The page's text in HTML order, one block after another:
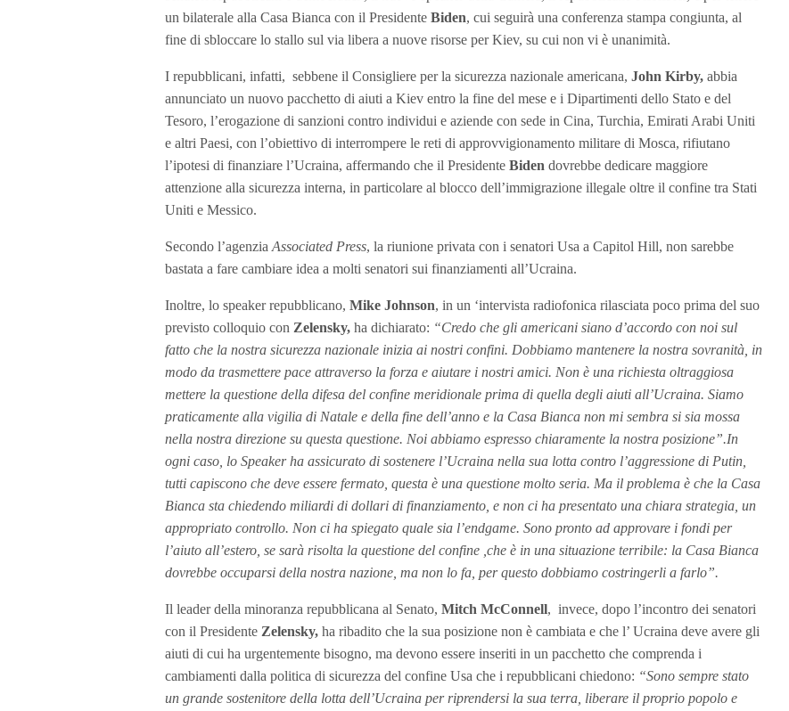
un bilaterale alla Casa Bianca con il Presidente Biden, cui seguirà una conferenza stampa congiunta, al
fine di sbloccare lo stallo sul via libera a nuove risorse per Kiev, su cui non vi è unanimità.
I repubblicani, infatti, sebbene il Consigliere per la sicurezza nazionale americana, John Kirby, abbia
annunciato un nuovo pacchetto di aiuti a Kiev entro la fine del mese e i Dipartimenti dello Stato e del
Tesoro, l’erogazione di sanzioni contro individui e aziende con sede in Cina, Turchia, Emirati Arabi Uniti
e altri Paesi, con l’obiettivo di interrompere le reti di approvvigionamento militare di Mosca, rifiutano
l’ipotesi di finanziare l’Ucraina, affermando che il Presidente Biden dovrebbe dedicare maggiore
attenzione alla sicurezza interna, in particolare al blocco dell’immigrazione illegale oltre il confine tra Stati
Uniti e Messico.
Secondo l’agenzia Associated Press, la riunione privata con i senatori Usa a Capitol Hill, non sarebbe
bastata a fare cambiare idea a molti senatori sui finanziamenti all’Ucraina.
Inoltre, lo speaker repubblicano, Mike Johnson, in un ‘intervista radiofonica rilasciata poco prima del suo
previsto colloquio con Zelensky, ha dichiarato: “Credo che gli americani siano d’accordo con noi sul
fatto che la nostra sicurezza nazionale inizia ai nostri confini. Dobbiamo mantenere la nostra sovranità, in
modo da trasmettere pace attraverso la forza e aiutare i nostri amici. Non è una richiesta oltraggiosa
mettere la questione della difesa del confine meridionale prima di quella degli aiuti all’Ucraina. Siamo
praticamente alla vigilia di Natale e della fine dell’anno e la Casa Bianca non mi sembra si sia mossa
nella nostra direzione su questa questione. Noi abbiamo espresso chiaramente la nostra posizione”.In
ogni caso, lo Speaker ha assicurato di sostenere l’Ucraina nella sua lotta contro l’aggressione di Putin,
tutti capiscono che deve essere fermato, questa è una questione molto seria. Ma il problema è che la Casa
Bianca sta chiedendo miliardi di dollari di finanziamento, e non ci ha presentato una chiara strategia, un
appropriato controllo. Non ci ha spiegato quale sia l’endgame. Sono pronto ad approvare i fondi per
l’aiuto all’estero, se sarà risolta la questione del confine ,che è in una situazione terribile: la Casa Bianca
dovrebbe occuparsi della nostra nazione, ma non lo fa, per questo dobbiamo costringerli a farlo”.
Il leader della minoranza repubblicana al Senato, Mitch McConnell, invece, dopo l’incontro dei senatori
con il Presidente Zelensky, ha ribadito che la sua posizione non è cambiata e che l’ Ucraina deve avere gli
aiuti di cui ha urgentemente bisogno, ma devono essere inseriti in un pacchetto che comprenda i
cambiamenti dalla politica di sicurezza del confine Usa che i repubblicani chiedono: “Sono sempre stato
un grande sostenitore della lotta dell’Ucraina per riprendersi la sua terra, liberare il proprio popolo e